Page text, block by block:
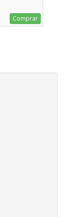
Comprar